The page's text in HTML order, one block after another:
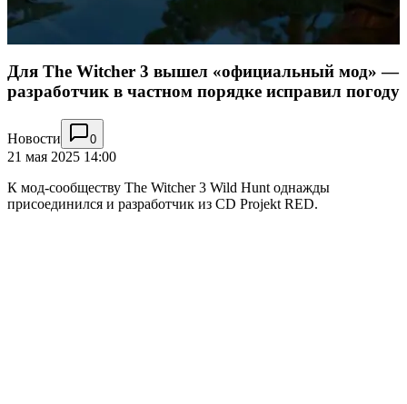
Для The Witcher 3 вышел «официальный мод» —
разработчик в частном порядке исправил погоду
Новости 0
21 мая 2025 14:00
К мод-сообществу The Witcher 3 Wild Hunt однажды
присоединился и разработчик из CD Projekt RED.